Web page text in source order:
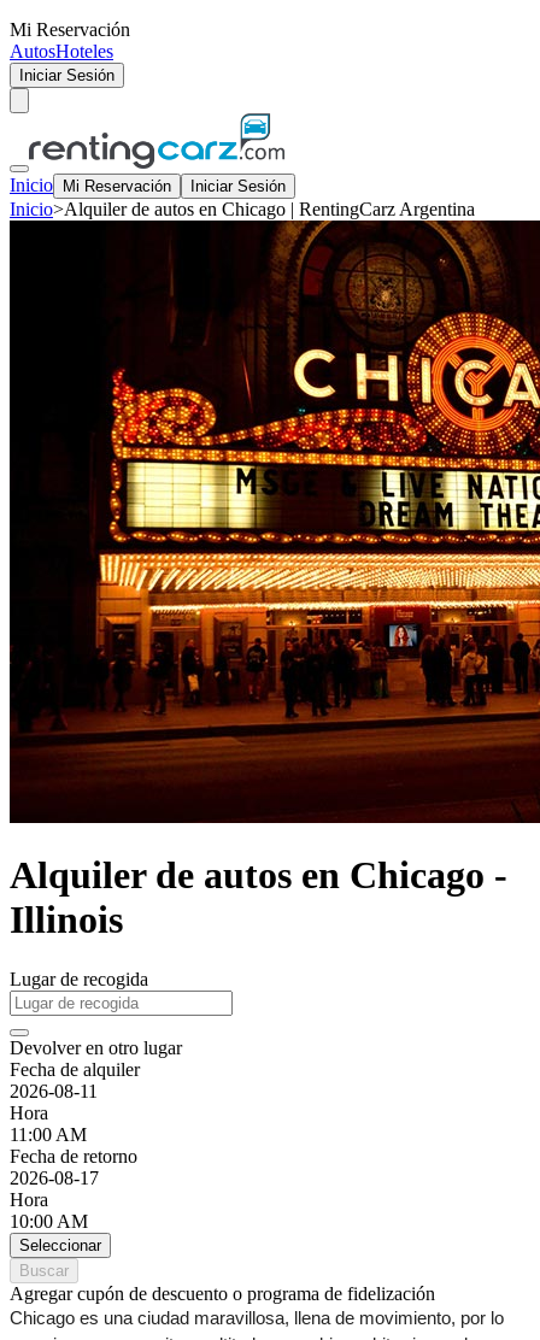
Mi Reservación
AutosHoteles
Iniciar Sesión
Inicio Mi Reservación Iniciar Sesión
Inicio>Alquiler de autos en Chicago | RentingCarz Argentina
Alquiler de autos en Chicago -
Illinois
Lugar de recogida
Devolver en otro lugar
Fecha de alquiler
2026-08-11
Hora
11:00 AM
Fecha de retorno
2026-08-17
Hora
10:00 AM
Seleccionar
Buscar
Agregar cupón de descuento o programa de fidelización
Chicago es una ciudad maravillosa, llena de movimiento, por lo